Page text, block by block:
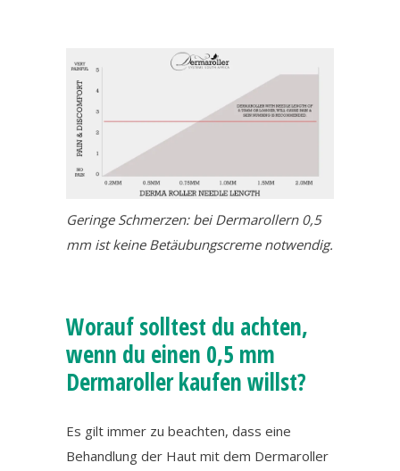
Geringe Schmerzen: bei Dermarollern 0,5
mm ist keine Betäubungscreme notwendig.
Worauf solltest du achten,
wenn du einen 0,5 mm
Dermaroller kaufen willst?
Es gilt immer zu beachten, dass eine
Behandlung der Haut mit dem Dermaroller